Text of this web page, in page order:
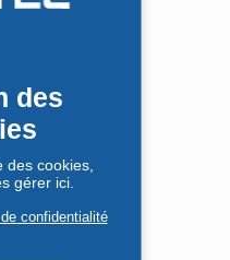
• Core I3-N305
par email.
votre boite
LE BON DE
des
des cookies,
gérer ici.
confidentialité